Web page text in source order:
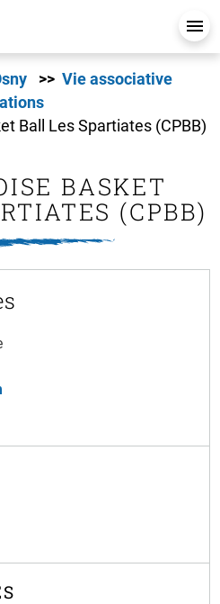
Vie associative
Ball Les Spartiates (CPBB)
BASKET
(CPBB)